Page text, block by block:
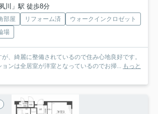
川」駅 徒歩8分
部屋 リフォーム済
ウォークインクロゼット
場
、綺麗に整備されているので住み心地良好です。
ンは全居室が洋室となっているのでお掃... もっと